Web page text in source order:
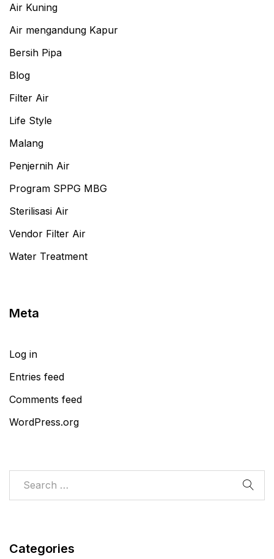
Air Kuning
Air mengandung Kapur
Bersih Pipa
Blog
Filter Air
Life Style
Malang
Penjernih Air
Program SPPG MBG
Sterilisasi Air
Vendor Filter Air
Water Treatment
Meta
Log in
Entries feed
Comments feed
WordPress.org
Categories